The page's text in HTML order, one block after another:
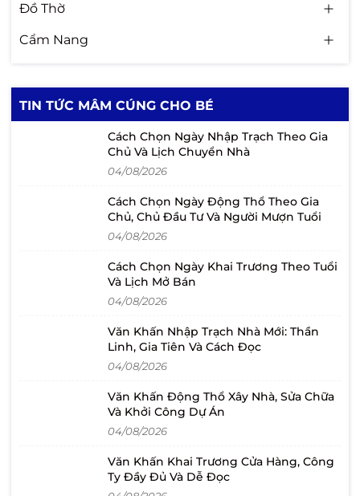
Đồ Thờ
Cẩm Nang
TIN TỨC MÂM CÚNG CHO BÉ
Cách Chọn Ngày Nhập Trạch Theo Gia
Chủ Và Lịch Chuyển Nhà
04/08/2026
Cách Chọn Ngày Động Thổ Theo Gia
Chủ, Chủ Đầu Tư Và Người Mượn Tuổi
04/08/2026
Cách Chọn Ngày Khai Trương Theo Tuổi
Và Lịch Mở Bán
04/08/2026
Văn Khấn Nhập Trạch Nhà Mới: Thần
Linh, Gia Tiên Và Cách Đọc
04/08/2026
Văn Khấn Động Thổ Xây Nhà, Sửa Chữa
Và Khởi Công Dự Án
04/08/2026
Văn Khấn Khai Trương Cửa Hàng, Công
Ty Đầy Đủ Và Dễ Đọc